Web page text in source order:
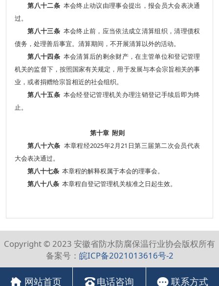
第八十二条本会终止动议由理事会提出，报会员大会表决通
过。
第八十三条 本会终止前，应当依法成立清算组织，清理债权
债务，处理善后事宜。清算期间，不开展清算以外的活动。
第八十四条本会清算后的剩余财产，在主管单位和登记管理
机关的监督下，按照国家有关规定，用于发展与本会宗旨相关的事
业，或者捐赠给宗旨相近的社会组织。
第八十五条本会经登记管理机关办理注销登记手续后即为终
止。
第十章 附则
第八十六条 本章程经2025年2月21日第三届第二次会员代表
大会表决通过。
第八十七条 本章程的解释权属于本会的理事会。
第八十八条 本章程自登记管理机关核准之日起生效。
Copyright © 2023 安徽省防水防腐保温行业协会版权所有
备案号： 皖ICP备2021013616号-2
网站首页 电话咨询 联系方式